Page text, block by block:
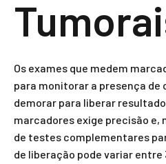
Os exames que medem
para monitorar a presença de
demorar para liberar
marcadores exige precisão e,
de testes complementares
de liberação pode variar entre